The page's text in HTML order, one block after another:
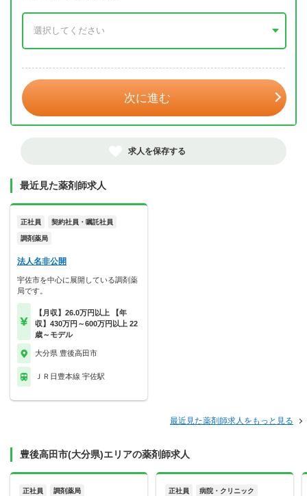
次に進む
求人を保存する
最近見た薬剤師求人
正社員 契約社員・嘱託社員
調剤薬局
法人名非公開
宇佐市を中心に展開している調剤薬
局です。
【月収】26.0万円以上 【年
収】430万円～600万円以上 22
歳～モデル
大分県 豊後高田市
ＪＲ日豊本線 宇佐駅
最近見た薬剤師求人をもっと見る
豊後高田市(大分県)エリアの薬剤師求人
正社員 調剤薬局 正社員 病院・クリニック